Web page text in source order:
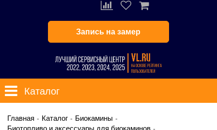
Запись на замер
Каталог
Главная Каталог
Биокамины
Биотопливо и аксессуары для биокаминов